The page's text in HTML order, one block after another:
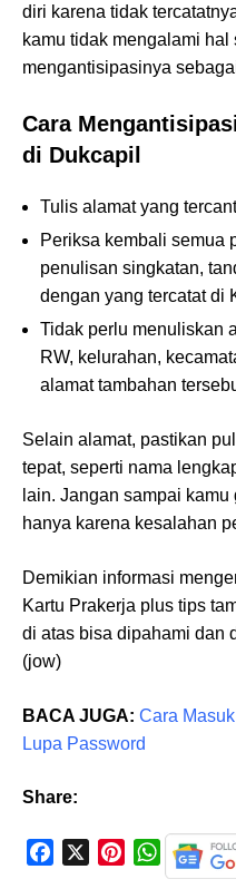
diri karena tidak
kamu tidak mengalami
mengantisipasinya
Cara
di Dukcapil
Tulis alamat yang
Periksa kembali semua
penulisan singkatan,
dengan yang tercatat di
Tidak perlu menuliskan
RW, kelurahan,
alamat tambahan
Selain alamat, pastikan
tepat, seperti nama
lain. Jangan sampai
hanya karena kesalahan
Demikian informasi
Kartu Prakerja plus tips
di atas bisa dipahami dan
(jow)
BACA JUGA: Cara
Lupa Password
Share:
W
h